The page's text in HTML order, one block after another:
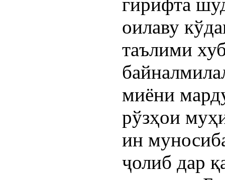
оилаву
таълими
миёни
рўзҳои
ин
ҷолиб дар